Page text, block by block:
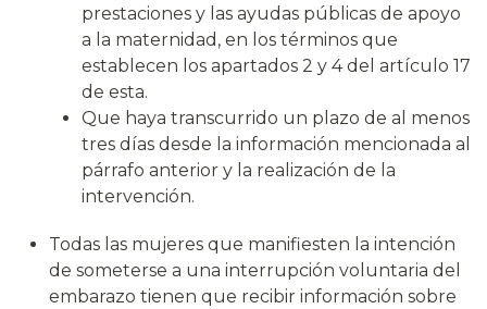
prestaciones y las ayudas públicas de apoyo
a la maternidad, en los términos que
establecen los apartados 2 y 4 del artículo 17
de esta.
Que haya transcurrido un plazo de al menos
tres días desde la información mencionada al
párrafo anterior y la realización de la
intervención.
Todas las mujeres que manifiesten la intención
de someterse a una interrupción voluntaria del
embarazo tienen que recibir información sobre